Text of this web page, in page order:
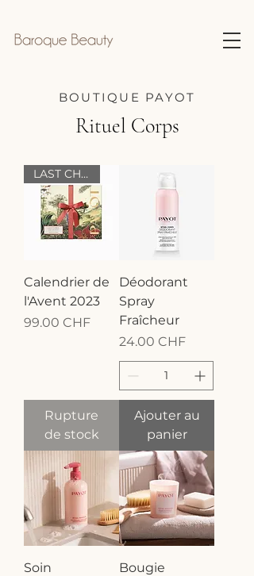
BOUTIQUE PAYOT
Rituel Corps
LAST CHANCE!
Calendrier de
l'Avent 2023
Prix
99.00 CHF
Rupture
de stock
Déodorant
Spray
Fraîcheur
Prix
24.00 CHF
Ajouter au
panier
Soin
Bougie